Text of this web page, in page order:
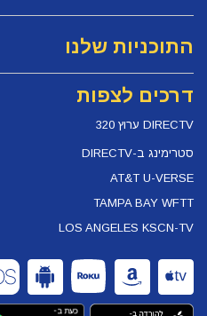
התוכניות שלנו
דרכים לצפות
DIRECTV ערוץ 320
סטרימינג ב-DIRECTV
AT&T U-VERSE
TAMPA BAY WFTT
LOS ANGELES KSCN-TV